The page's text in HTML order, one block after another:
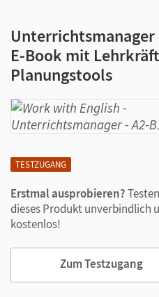
TESTZUGANG
Erstmal ausprobieren?
dieses Produkt unverbindlich
kostenlos!
Zum Testzugang
Unterrichtsmanager
E-Book mit
Planungstools